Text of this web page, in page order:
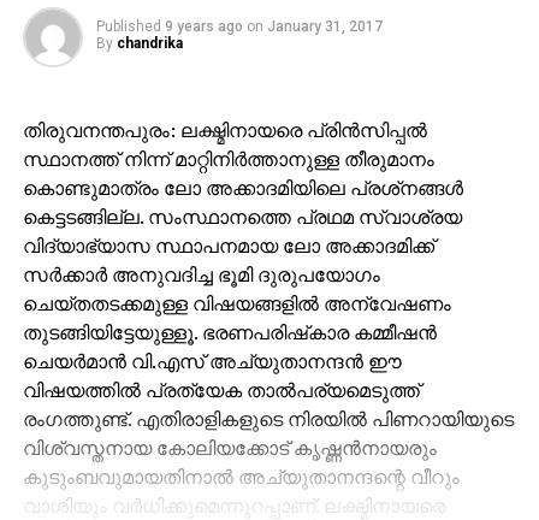
Published 9 years ago on January 31, 2017
By chandrika
തിരുവനന്തപുരം: ലക്ഷ്മിനായരെ പ്രിന്‍സിപ്പല്‍
സ്ഥാനത്ത് നിന്ന് മാറ്റിനിര്‍ത്താനുള്ള തീരുമാനം
കൊണ്ടുമാത്രം ലോ അക്കാദമിയിലെ പ്രശ്‌നങ്ങള്‍
കെട്ടടങ്ങില്ല. സംസ്ഥാനത്തെ പ്രഥമ സ്വാശ്രയ
വിദ്യാഭ്യാസ സ്ഥാപനമായ ലോ അക്കാദമിക്ക്
സര്‍ക്കാര്‍ അനുവദിച്ച ഭൂമി ദുരുപയോഗം
ചെയ്തതടക്കമുള്ള വിഷയങ്ങളില്‍ അന്വേഷണം
തുടങ്ങിയിട്ടേയുള്ളൂ. ഭരണപരിഷ്‌കാര കമ്മീഷന്‍
ചെയര്‍മാന്‍ വി.എസ് അച്യുതാനന്ദന്‍ ഈ
വിഷയത്തില്‍ പ്രത്യേക താല്‍പര്യമെടുത്ത്
രംഗത്തുണ്ട്. എതിരാളികളുടെ നിരയില്‍ പിണറായിയുടെ
വിശ്വസ്തനായ കോലിയക്കോട് കൃഷ്ണന്‍നായരും
കുടുംബവുമായതിനാല്‍ അച്യുതാനന്ദന്റെ വീറും
വാശിയും വര്‍ധിക്കുമെന്നുറപ്പാണ്. ലക്ഷ്മിനായരെ